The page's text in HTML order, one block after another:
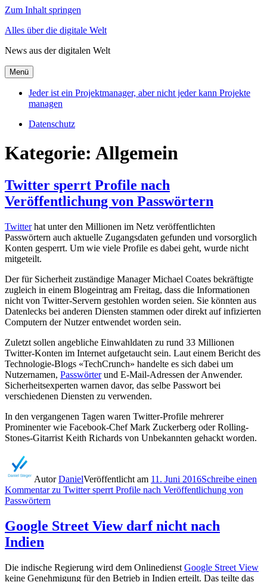
Zum Inhalt springen
Alles über die digitale Welt
News aus der digitalen Welt
Menü
Jeder ist ein Projektmanager, aber nicht jeder kann Projekte
managen
Datenschutz
Kategorie: Allgemein
Twitter sperrt Profile nach
Veröffentlichung von Passwörtern
Twitterhat unter den Millionen im Netz veröffentlichten
Passwörtern auch aktuelle Zugangsdaten gefunden und vorsorglich
Konten gesperrt. Um wie viele Profile es dabei geht, wurde nicht
mitgeteilt.
Der für Sicherheit zuständige Manager Michael Coates bekräftigte
zugleich in einem Blogeintrag am Freitag, dass die Informationen
nicht von Twitter-Servern gestohlen worden seien. Sie könnten aus
Datenlecks bei anderen Diensten stammen oder direkt auf infizierten
Computern der Nutzer entwendet worden sein.
Zuletzt sollen angebliche Einwahldaten zu rund 33 Millionen
Twitter-Konten im Internet aufgetaucht sein. Laut einem Bericht des
Technologie-Blogs «TechCrunch» handelte es sich dabei um
Nutzernamen, Passwörterund E-Mail-Adressen der Anwender.
Sicherheitsexperten warnen davor, das selbe Passwort bei
verschiedenen Diensten zu verwenden.
In den vergangenen Tagen waren Twitter-Profile mehrerer
Prominenter wie Facebook-Chef Mark Zuckerberg oder Rolling-
Stones-Gitarrist Keith Richards von Unbekannten gehackt worden.
AutorDanielVeröffentlicht am 11. Juni 2016Schreibe einen
Kommentarzu Twitter sperrt Profile nach Veröffentlichung von
Passwörtern
Google Street View darf nicht nach
Indien
Die indische Regierung wird dem Onlinedienst Google Street View
keine Genehmigung für den Betrieb in Indien erteilt. Das teilte das